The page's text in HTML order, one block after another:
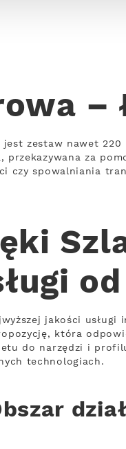
–
zestaw nawet
za
czy spowalniania
jakości
która
do narzędzi i
technologiach.